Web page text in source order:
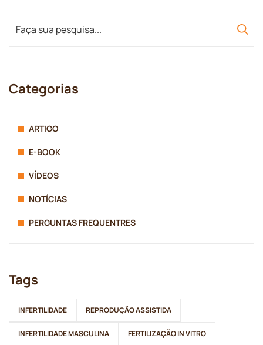
Categorias
ARTIGO
E-BOOK
VÍDEOS
NOTÍCIAS
PERGUNTAS FREQUENTRES
Tags
INFERTILIDADE REPRODUÇÃO ASSISTIDA
INFERTILIDADE MASCULINA FERTILIZAÇÃO IN VITRO